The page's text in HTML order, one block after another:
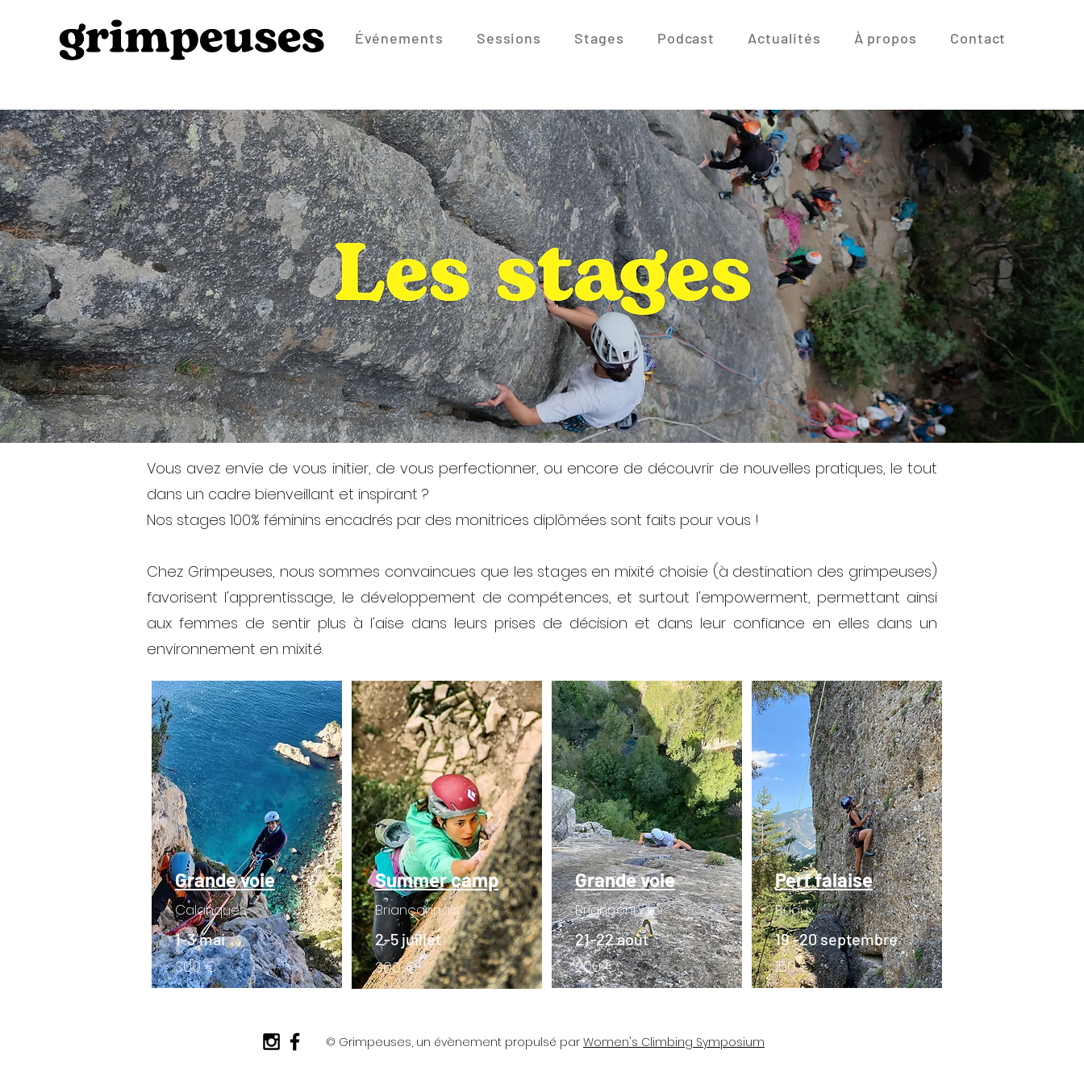
Événements Sessions Stages Podcast Actualités À propos Contact
Vous avez envie de vous initier, de vous perfectionner, ou encore de découvrir de nouvelles pratiques, le tout
dans un cadre bienveillant et inspirant ?
Nos stages 100% féminins encadrés par des monitrices diplômées sont faits pour vous !
Chez Grimpeuses, nous sommes convaincues que les stages en mixité choisie (à destination des grimpeuses)
favorisent l'apprentissage, le développement de compétences, et surtout l'empowerment, permettant ainsi
aux femmes de sentir plus à l'aise dans leurs prises de décision et dans leur confiance en elles dans un
environnement en mixité.
Grande voie
Calanques
1-3 mai
300 €
Summer camp
Briançonnais
2-5 juillet
300 €
Grande voie
Briançonnais
21-22 août
200 €
Perf falaise
Buoux
19 -20 septembre
150 €
© Grimpeuses, un évènement propulsé par Women's Climbing Symposium